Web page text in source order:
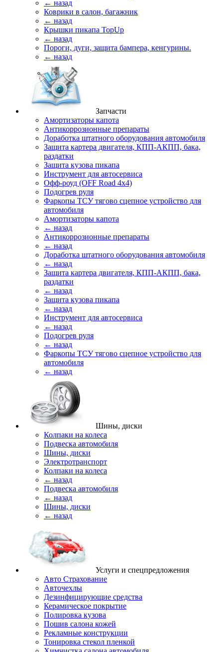
← назад
Коврики в салон, багажник
← назад
Крышки пикапа TopUp
← назад
Пороги, дуги, защита бампера, кенгурины.
← назад
Запчасти
Амортизаторы капота
Антикоррозионные препараты
Доработка штатного оборудования автомобиля
Защита картера двигателя, КПП-АКПП, бака,
раздатки
Защита кузова пикапа
Инструмент для автосервиса
Офф-роуд (OFF Road 4x4)
Подогрев руля
Фаркопы ТСУ тягово сцепное устройство для
автомобиля
Амортизаторы капота
← назад
Антикоррозионные препараты
← назад
Доработка штатного оборудования автомобиля
← назад
Защита картера двигателя, КПП-АКПП, бака,
раздатки
← назад
Защита кузова пикапа
← назад
Инструмент для автосервиса
← назад
Подогрев руля
← назад
Фаркопы ТСУ тягово сцепное устройство для
автомобиля
← назад
Шины, диски
Колпаки на колеса
Подвеска автомобиля
Шины, диски
Электротранспорт
Колпаки на колеса
← назад
Подвеска автомобиля
← назад
Шины, диски
← назад
Услуги и спецпредложения
Авто Страхование
Авточехлы
Дезинфицирующие средства
Керамическое покрытие
Полировка кузова
Пошив салона кожей
Рекламные конструкции
Тонировка стекол пленкой